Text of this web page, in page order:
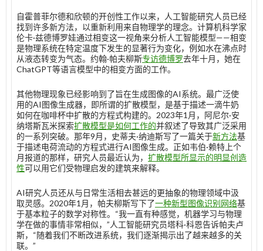
自霍普菲尔德和欣顿的开创性工作以来，人工智能研究人员已经
找到许多新方法，以重新利用来自物理学的理念。计算机科学家
伦卡·兹德博罗娃通过相变这一视角来分析人工智能模型——相变
是物理系统在特定温度下发生的显著行为变化，例如水在沸点时
从液态转变为气态。约翰·帕夫柳斯专访德博罗去年十月，她在
ChatGPT等语言模型中的相变方面的工作。
其他物理现象已经影响到了旨在生成图像的AI系统。最广泛使
用的AI图像生成器，即所谓的扩散模型，是基于描述一滴牛奶
如何在咖啡杯中扩散的方程式构建的。2023年1月，阿尼尔·安
纳塔斯瓦米探索扩散模型是如何工作的并叙述了导致其广泛采用
的一系列突破。那年9月，史蒂夫·纳迪斯写了一篇关于新方法基
于描述电荷流动的方程式进行AI图像生成。正如韦伯·赖特上个
月报道的那样，研究人员最近认为， 扩散模型所显示的明显创造
性可以用它们受物理启发的建筑来解释。
AI研究人员还从与日常生活相去甚远的更抽象的物理领域中汲
取灵感。2020年1月，帕夫柳斯写下了一种新型图像识别网络基
于基本粒子的数学对称性。“我一直有种感觉，机器学习与物理
学在做的事情非常相似，”人工智能研究员塔科·科恩告诉帕夫卢
斯，“随着我们不断改进系统，我们逐渐揭示出了越来越多的关
联。”